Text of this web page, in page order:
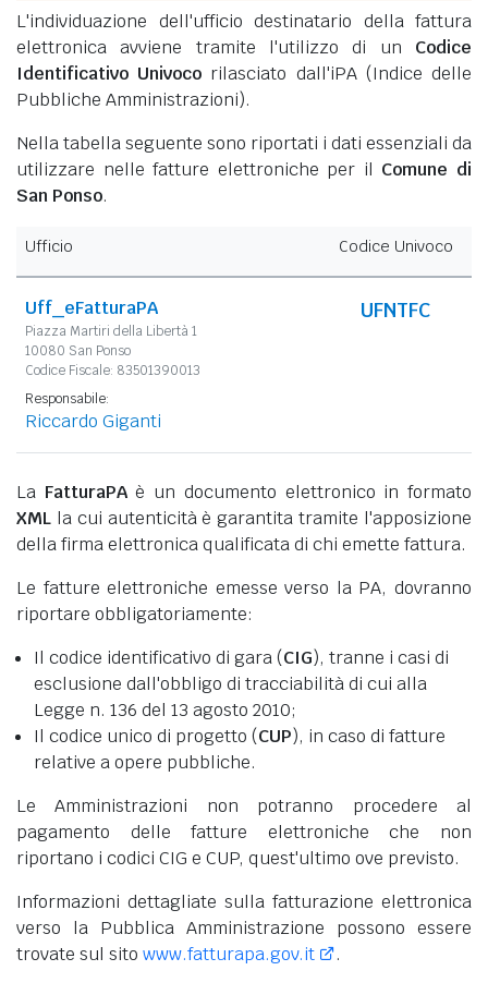
L'individuazione dell'ufficio destinatario della fattura
elettronica avviene tramite l'utilizzo di un Codice
Identificativo Univoco rilasciato dall'iPA (Indice delle
Pubbliche Amministrazioni).
Nella tabella seguente sono riportati i dati essenziali da
utilizzare nelle fatture elettroniche per il Comune di
San Ponso.
Ufficio Codice Univoco
Uff_eFatturaPA
Piazza Martiri della Libertà 1
10080 San Ponso
Codice Fiscale: 83501390013
UFNTFC
Responsabile:
Riccardo Giganti
La FatturaPAè un documento elettronico in formato
XML la cui autenticità è garantita tramite l'apposizione
della firma elettronica qualificata di chi emette fattura.
Le fatture elettroniche emesse verso la PA, dovranno
riportare obbligatoriamente:
Il codice identificativo di gara (CIG), tranne i casi di
esclusione dall'obbligo di tracciabilità di cui alla
Legge n. 136 del 13 agosto 2010;
Il codice unico di progetto (CUP), in caso di fatture
relative a opere pubbliche.
Le Amministrazioni non potranno procedere al
pagamento delle fatture elettroniche che non
riportano i codici CIG e CUP, quest'ultimo ove previsto.
Informazioni dettagliate sulla fatturazione elettronica
verso la Pubblica Amministrazione possono essere
trovate sul sito www.fatturapa.gov.it .